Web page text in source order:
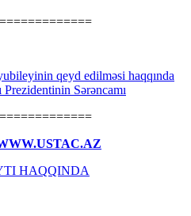
qeyd edilməsi haqqında
Sərəncamı
HAQQINDA